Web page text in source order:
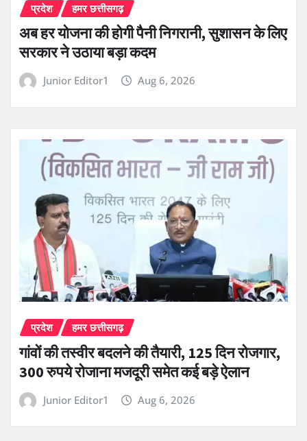
प्रदेश हमर छत्तीसगढ़
अब हर योजना की होगी पैनी निगरानी, सुशासन के लिए
सरकार ने उठाया बड़ा कदम
Junior Editor1 Aug 6, 2026
प्रदेश हमर छत्तीसगढ़
गांवों की तस्वीर बदलने की तैयारी, 125 दिन रोजगार,
300 रुपये रोजाना मजदूरी समेत कई बड़े ऐलान
Junior Editor1 Aug 6, 2026